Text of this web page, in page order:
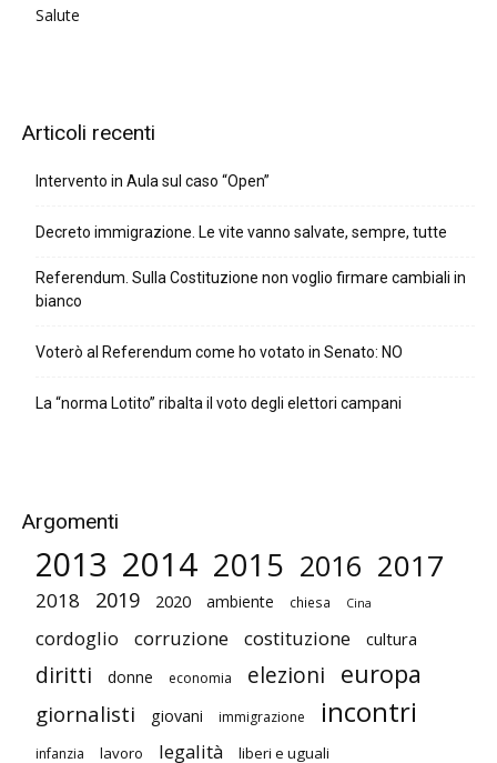
Salute
Articoli recenti
Intervento in Aula sul caso “Open”
Decreto immigrazione. Le vite vanno salvate, sempre, tutte
Referendum. Sulla Costituzione non voglio firmare cambiali in
bianco
Voterò al Referendum come ho votato in Senato: NO
La “norma Lotito” ribalta il voto degli elettori campani
Argomenti
2013 2014 2015 2016 2017
2018 2019 2020 ambiente chiesa Cina
cordoglio corruzione costituzione cultura
diritti donne economia elezioni europa
giornalisti giovani immigrazione incontri
infanzia lavoro legalità liberi e uguali